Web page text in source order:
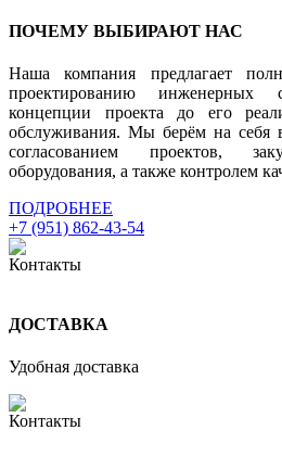
ПОЧЕМУ ВЫБИРАЮТ НАС
Наша компания предлагает
проектированию инженерных
концепции проекта до его
обслуживания. Мы берём на себя
согласованием проектов,
оборудования, а также контролем
ПОДРОБНЕЕ
+7 (951) 862-43-54
ДОСТАВКА
Удобная доставка